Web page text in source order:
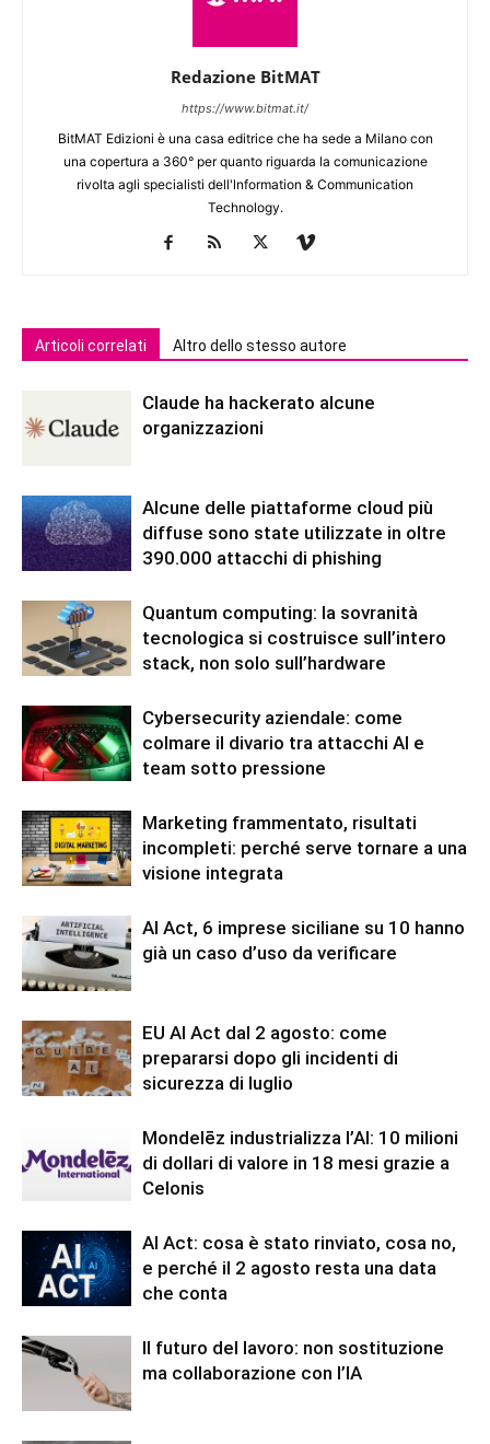
Redazione BitMAT
https://www.bitmat.it/
BitMAT Edizioni è una casa editrice che ha sede a Milano con
una copertura a 360° per quanto riguarda la comunicazione
rivolta agli specialisti dell'lnformation & Communication
Technology.
Articoli correlati Altro dello stesso autore
Claude ha hackerato alcune
organizzazioni
Alcune delle piattaforme cloud più
diffuse sono state utilizzate in oltre
390.000 attacchi di phishing
Quantum computing: la sovranità
tecnologica si costruisce sull’intero
stack, non solo sull’hardware
Cybersecurity aziendale: come
colmare il divario tra attacchi AI e
team sotto pressione
Marketing frammentato, risultati
incompleti: perché serve tornare a una
visione integrata
AI Act, 6 imprese siciliane su 10 hanno
già un caso d’uso da verificare
EU AI Act dal 2 agosto: come
prepararsi dopo gli incidenti di
sicurezza di luglio
Mondelēz industrializza l’AI: 10 milioni
di dollari di valore in 18 mesi grazie a
Celonis
AI Act: cosa è stato rinviato, cosa no,
e perché il 2 agosto resta una data
che conta
Il futuro del lavoro: non sostituzione
ma collaborazione con l’IA